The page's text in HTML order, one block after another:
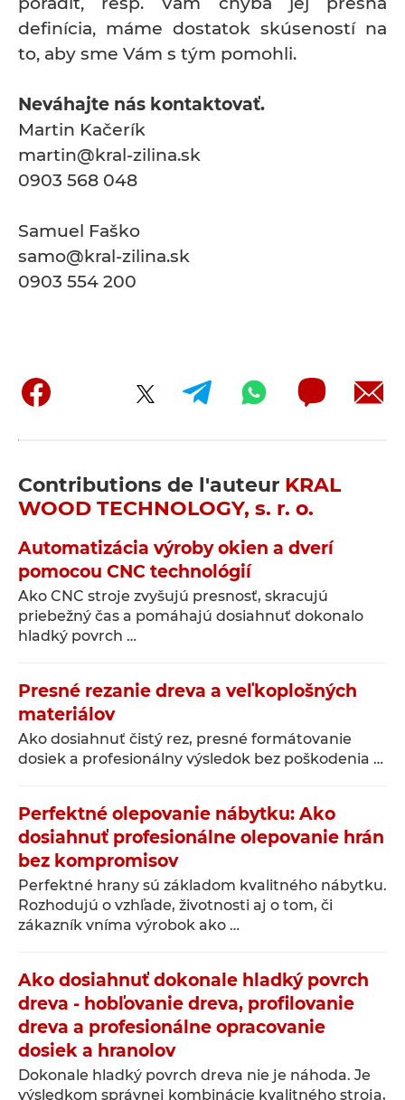
definícia, máme dostatok skúseností na
to, aby sme Vám s tým pomohli.
Neváhajte nás kontaktovať.
Martin Kačerík
martin@kral-zilina.sk
0903 568 048
Samuel Faško
samo@kral-zilina.sk
0903 554 200
Contributions de l'auteur KRAL
WOOD TECHNOLOGY, s. r. o.
Automatizácia výroby okien a dverí
pomocou CNC technológií
Ako CNC stroje zvyšujú presnosť, skracujú
priebežný čas a pomáhajú dosiahnuť dokonalo
hladký povrch …
Presné rezanie dreva a veľkoplošných
materiálov
Ako dosiahnuť čistý rez, presné formátovanie
dosiek a profesionálny výsledok bez poškodenia …
Perfektné olepovanie nábytku: Ako
dosiahnuť profesionálne olepovanie hrán
bez kompromisov
Perfektné hrany sú základom kvalitného nábytku.
Rozhodujú o vzhľade, životnosti aj o tom, či
zákazník vníma výrobok ako …
Ako dosiahnuť dokonale hladký povrch
dreva - hobľovanie dreva, profilovanie
dreva a profesionálne opracovanie
dosiek a hranolov
Dokonale hladký povrch dreva nie je náhoda. Je
výsledkom správnej kombinácie kvalitného stroja,